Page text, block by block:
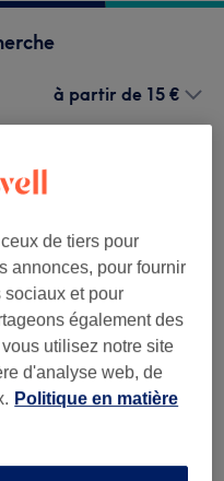
à partir de 15 €
20 € Sélectionner
?
de prestations
de tiers pour
annonces, pour fournir
et pour
également des
utilisez notre site
d'analyse web, de
Politique en matière